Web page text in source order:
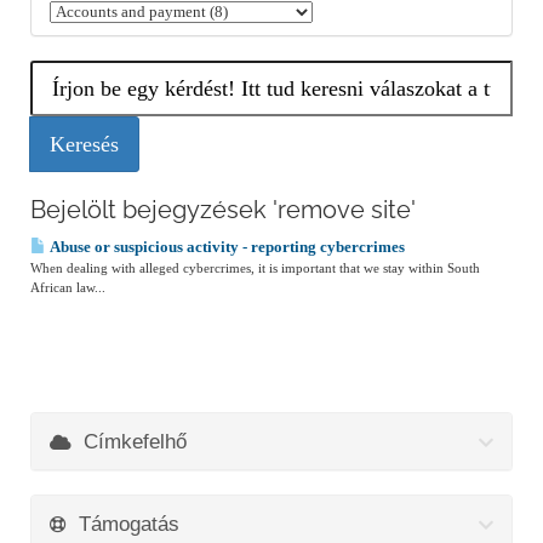
Bejelölt bejegyzések 'remove site'
Abuse or suspicious activity - reporting cybercrimes
When dealing with alleged cybercrimes, it is important that we stay within South
African law...
Címkefelhő
Támogatás